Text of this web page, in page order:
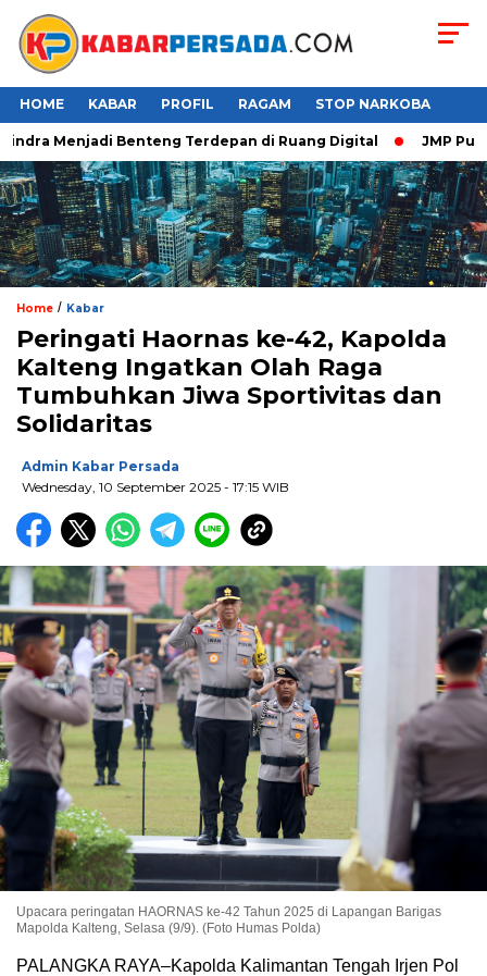
HOME KABAR PROFIL RAGAM STOP NARKOBA
Menjadi Benteng Terdepan di Ruang Digital JMP Puji
Home / Kabar
Peringati Haornas ke-42, Kapolda
Kalteng Ingatkan Olah Raga
Tumbuhkan Jiwa Sportivitas dan
Solidaritas
Admin Kabar Persada
Wednesday, 10 September 2025 - 17:15 WIB
Upacara peringatan HAORNAS ke-42 Tahun 2025 di Lapangan Barigas
Mapolda Kalteng, Selasa (9/9). (Foto Humas Polda)
PALANGKA RAYA–Kapolda Kalimantan Tengah Irjen Pol